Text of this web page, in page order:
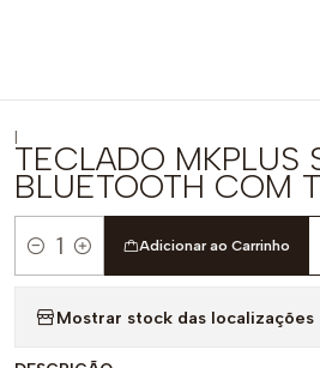
|
TECLADO MKPLUS
BLUETOOTH COM
Quantidade
Adicionar ao Carrinho
Mostrar stock das localizações